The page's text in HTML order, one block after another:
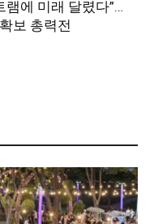
램에 미래 달렸다”…
보 총력전